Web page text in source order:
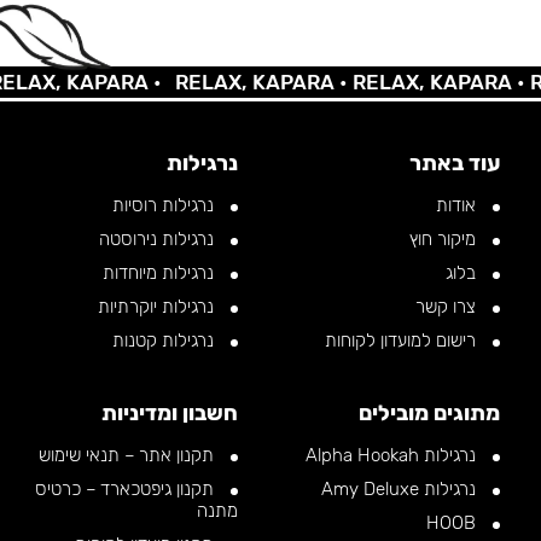
KAPARA • RELAX, KAPARA •RELAX, KAPARA •
עוד באתר
אודות
מיקור חוץ
בלוג
צרו קשר
רישום למועדון לקוחות
נרגילות
נרגילות רוסיות
נרגילות נירוסטה
נרגילות מיוחדות
נרגילות יוקרתיות
נרגילות קטנות
מתוגים מובילים
נרגילות Alpha Hookah
נרגילות Amy Deluxe
חשבון ומדיניות
תקנון אתר – תנאי שימוש
תקנון גיפטכארד – כרטיס
מתנה